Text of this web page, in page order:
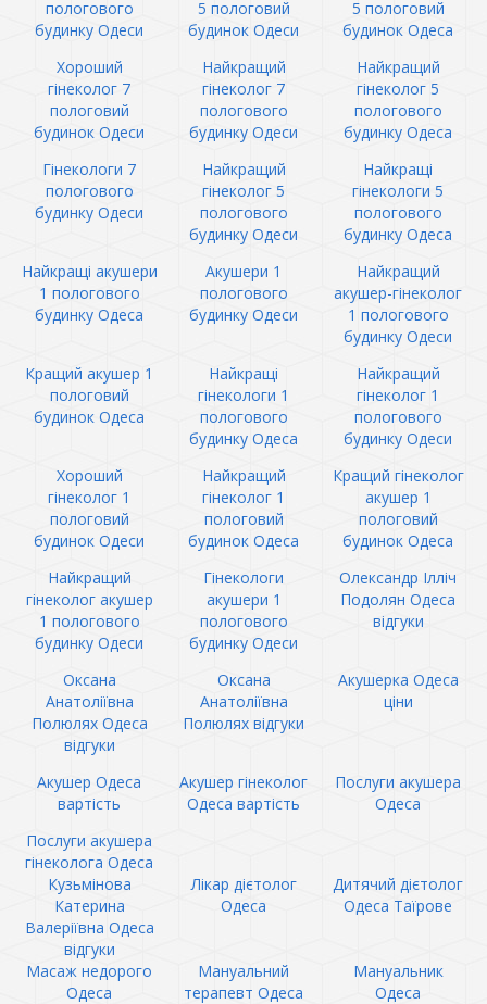
пологового
будинку Одеси
5 пологовий
будинок Одеси
5 пологовий
будинок Одеса
Хороший
гінеколог 7
пологовий
будинок Одеси
Найкращий
гінеколог 7
пологового
будинку Одеси
Найкращий
гінеколог 5
пологового
будинку Одеса
Гінекологи 7
пологового
будинку Одеси
Найкращий
гінеколог 5
пологового
будинку Одеси
Найкращі
гінекологи 5
пологового
будинку Одеса
Найкращі акушери
1 пологового
будинку Одеса
Акушери 1
пологового
будинку Одеси
Найкращий
акушер-гінеколог
1 пологового
будинку Одеси
Кращий акушер 1
пологовий
будинок Одеса
Найкращі
гінекологи 1
пологового
будинку Одеса
Найкращий
гінеколог 1
пологового
будинку Одеси
Хороший
гінеколог 1
пологовий
будинок Одеси
Найкращий
гінеколог 1
пологовий
будинок Одеса
Кращий гінеколог
акушер 1
пологовий
будинок Одеса
Найкращий
гінеколог акушер
1 пологового
будинку Одеси
Гінекологи
акушери 1
пологового
будинку Одеси
Олександр Ілліч
Подолян Одеса
відгуки
Оксана
Анатоліївна
Полюлях Одеса
відгуки
Оксана
Анатоліївна
Полюлях відгуки
Акушерка Одеса
ціни
Акушер Одеса
вартість
Акушер гінеколог
Одеса вартість
Послуги акушера
Одеса
Послуги акушера
гінеколога Одеса
Кузьмінова
Катерина
Валеріївна Одеса
відгуки
Лікар дієтолог
Одеса
Дитячий дієтолог
Одеса Таїрове
Масаж недорого
Одеса
Мануальний
терапевт Одеса
Мануальник
Одеса